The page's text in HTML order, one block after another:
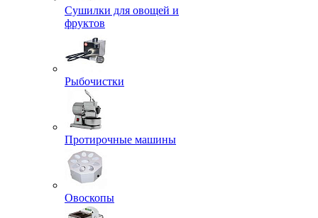
Сушилки для овощей и
фруктов
Рыбочистки
Протирочные машины
Овоскопы